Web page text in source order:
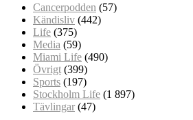
Cancerpodden (57)
Kändisliv (442)
Life (375)
Media (59)
Miami Life (490)
Övrigt (399)
Sports (197)
Stockholm Life (1 897)
Tävlingar (47)